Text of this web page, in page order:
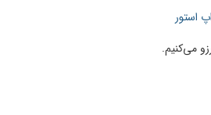
می‌کنیم.